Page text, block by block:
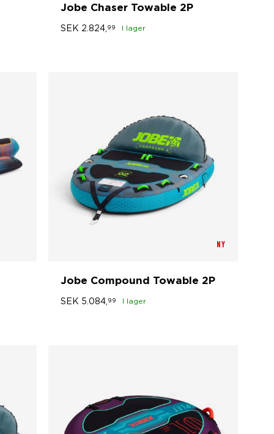
Jobe Chaser Towable 2P
SEK 2.824, 99 I lager
NY
Jobe Compound Towable 2P
SEK 5.084, 99 I lager